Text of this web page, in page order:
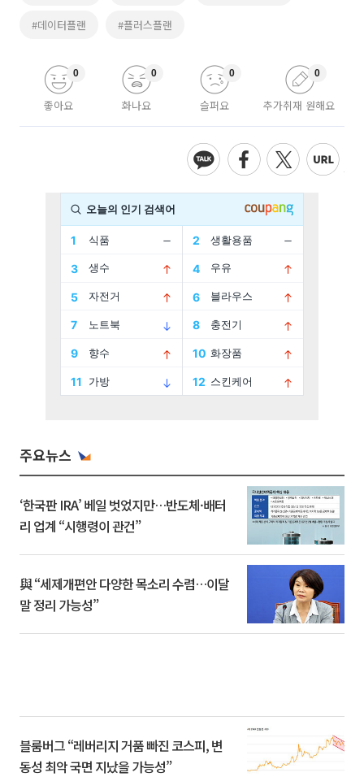
#데이터플랜 #플러스플랜
좋아요
0
화나요
0
슬퍼요
0
추가취재 원해요
0
주요뉴스
‘한국판 IRA’ 베일 벗었지만…반도체·배터
리 업계 “시행령이 관건”
與 “세제개편안 다양한 목소리 수렴…이달
말 정리 가능성”
블룸버그 “레버리지 거품 빠진 코스피, 변
동성 최악 국면 지났을 가능성”